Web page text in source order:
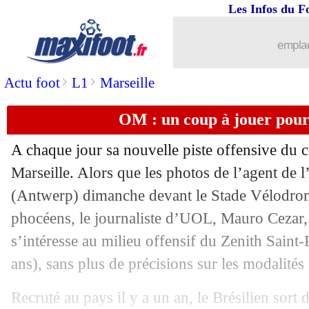
Actu foot> L1 > Marseille
Les Infos du
OM : un coup à jouer
A chaque jour sa nouvelle piste offensive du
Marseille. Alors que les photos de l’agent de
(Antwerp) dimanche devant le Stade
phocéens, le journaliste d’UOL, Mauro
s’intéresse au milieu offensif du Zenith
ans), sans plus de précisions sur les modalités
Recruté au pays il y a un an, le Brésilien sort
Man City : Brighton résiste pour
27/06 Real: Bellingham en 2023 ?
27/06 Lorient: Morel libéré, Lemoine en
27/06 Newcastle: visite médicale pour
27/06 Man Utd : le Barça aurait tenté
27/06 PSG: le conseiller de Mané défend
Barça : Lewandowski motivé par